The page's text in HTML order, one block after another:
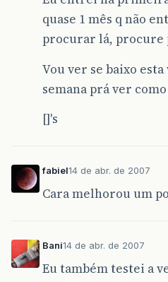
quase 1 mês q não
procurar lá, procure
Vou ver se baixo
semana prá ver
[]'s
fabiel14 de abr. de 2007
Cara melhorou um
Bani14 de abr. de 2007
Eu também testei a